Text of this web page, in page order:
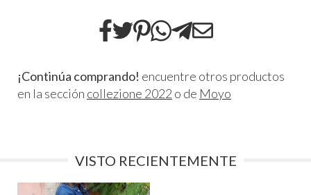
¡Continúa comprando! encuentre otros productos
en la sección collezione 2022 o de Moyo
VISTO RECIENTEMENTE